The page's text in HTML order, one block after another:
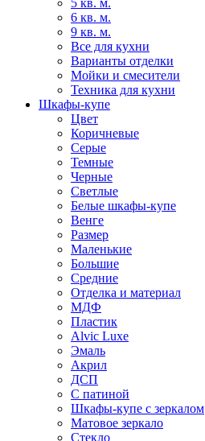
5 кв. м.
6 кв. м.
9 кв. м.
Все для кухни
Варианты отделки
Мойки и смесители
Техника для кухни
Шкафы-купе
Цвет
Коричневые
Серые
Темные
Черные
Светлые
Белые шкафы-купе
Венге
Размер
Маленькие
Большие
Средние
Отделка и материал
МДФ
Пластик
Alvic Luxe
Эмаль
Акрил
ДСП
С патиной
Шкафы-купе с зеркалом
Матовое зеркало
Стекло